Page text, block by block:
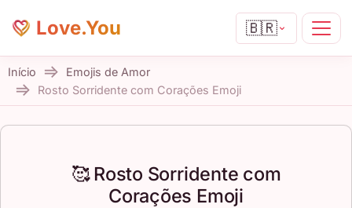
Love.You 🇧🇷
Início
Emojis de Amor
Rosto Sorridente com Corações Emoji
🥰 Rosto Sorridente com
Corações Emoji